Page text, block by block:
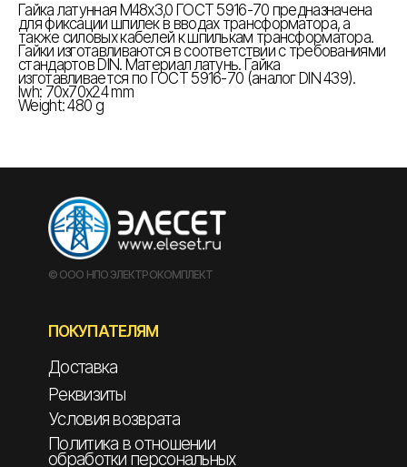
Гайка латунная М48х3,0 ГОСТ 5916-70 предназначена
для фиксации шпилек в вводах трансформатора, а
также силовых кабелей к шпилькам трансформатора.
Гайки изготавливаются в соответствии с требованиями
стандартов DIN. Материал латунь. Гайка
изготавливается по ГОСТ 5916-70 (аналог DIN 439).
lwh: 70x70x24 mm
Weight: 480 g
© ООО НПО ЭЛЕКТРОКОМПЛЕКТ
ПОКУПАТЕЛЯМ
Доставка
Реквизиты
Условия возврата
Политика в отношении
обработки персональных